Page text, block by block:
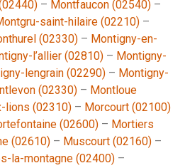
– Montfaucon (02540) –
saint-hilaire (02210) –
(02330) – Montigny-en-
l’allier (02810) – Montigny-
lengrain (02290) – Montigny-
(02330) – Montloue
lions (02310) – Morcourt (02100)
(02600) – Mortiers
(02610) – Muscourt (02160) –
la-montagne (02400) –